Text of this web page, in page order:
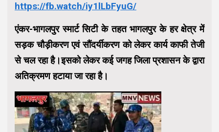
https://fb.watch/iy1lLbFyuG/
एंकर-भागलपुर स्मार्ट सिटी के तहत भागलपुर के हर क्षेत्र में
सड़क चौड़ीकरण एवं सौंदर्यीकरण को लेकर कार्य काफी तेजी
से चल रहा है।इसको लेकर कई जगह जिला प्रशासन के द्वारा
अतिक्रमण हटाया जा रहा है।